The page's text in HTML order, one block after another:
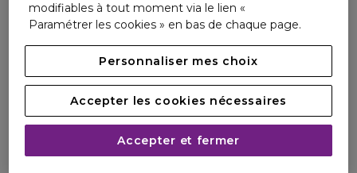
modifiables à tout moment via le lien «
Paramétrer les cookies » en bas de chaque page.
Personnaliser mes choix
Accepter les cookies nécessaires
Accepter et fermer